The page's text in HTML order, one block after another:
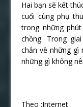
Hai bạn sẽ kết
cuối cùng phụ
trong những
chồng. Trong
chắn về những gì
những gì không
Theo :Internet